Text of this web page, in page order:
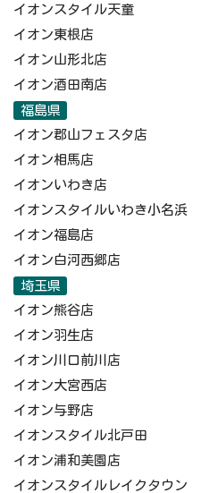
イオンスタイル天童
イオン東根店
イオン山形北店
イオン酒田南店
福島県
イオン郡山フェスタ店
イオン相馬店
イオンいわき店
イオンスタイルいわき小名浜
イオン福島店
イオン白河西郷店
埼玉県
イオン熊谷店
イオン羽生店
イオン川口前川店
イオン大宮西店
イオン与野店
イオンスタイル北戸田
イオン浦和美園店
イオンスタイルレイクタウン